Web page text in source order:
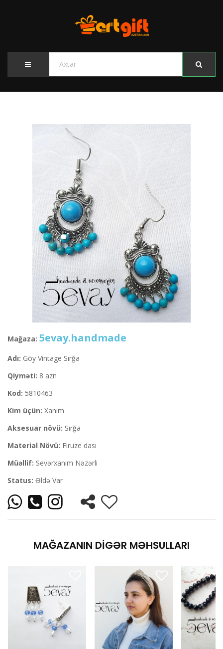
Mağaza: 5evay.handmade
Adı: Göy Vintage Sırğa
Qiyməti: 8 azn
Kod: 5810463
Kim üçün: Xanım
Aksesuar növü: Sırğa
Material Növü: Firuze dası
Müəllif: Sevərxanım Nəzərli
Status: Əldə Var
MAĞAZANIN DIGƏR MƏHSULLARI